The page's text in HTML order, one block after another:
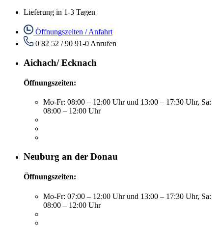
Lieferung in 1-3 Tagen
Öffnungszeiten / Anfahrt
0 82 52 / 90 91-0 Anrufen
Aichach/ Ecknach
Öffnungszeiten:
Mo-Fr: 08:00 – 12:00 Uhr und 13:00 – 17:30 Uhr, Sa:
08:00 – 12:00 Uhr
Neuburg an der Donau
Öffnungszeiten:
Mo-Fr: 07:00 – 12:00 Uhr und 13:00 – 17:30 Uhr, Sa:
08:00 – 12:00 Uhr